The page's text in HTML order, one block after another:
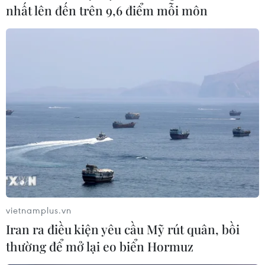
Chính quyền Israel thông báo đóng cửa khu vực đánh
cá ngoài khơi Dải Gaza nhằm đáp trả việc các quả
bóng bay mang theo mồi lửa được thả từ vùng đất ven
biển của người Palestine sang lãnh thổ nước này.
nhất lên đến trên 9,6 điểm mỗi môn
vietnamplus.vn
Iran ra điều kiện yêu cầu Mỹ rút quân, bồi
thường để mở lại eo biển Hormuz